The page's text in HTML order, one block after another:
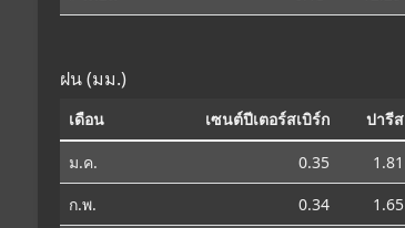
ฝน (มม.)
เดือน เซนต์ปีเตอร์สเบิร์ก ปารีส
ม.ค. 0.35 1.81
ก.พ.
0.34 1.65